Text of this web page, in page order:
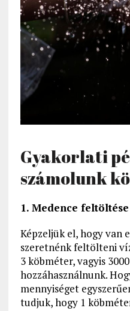
Gyakorlati
számolunk
1. Medence feltöltése
Képzeljük el, hogy van
szeretnénk feltölteni
3 köbméter, vagyis
hozzáhasználnunk.
mennyiséget
tudjuk, hogy 1